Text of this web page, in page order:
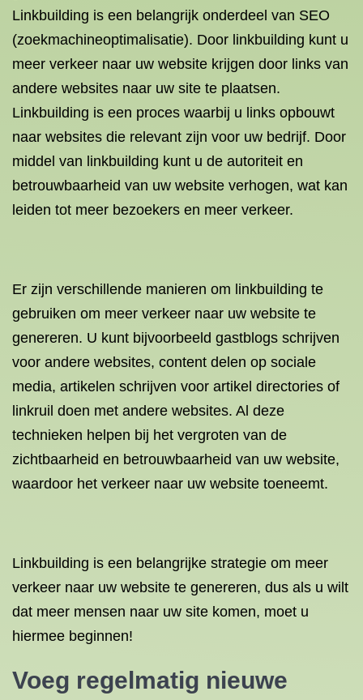
Linkbuilding is een belangrijk onderdeel van SEO
(zoekmachineoptimalisatie). Door linkbuilding kunt u
meer verkeer naar uw website krijgen door links van
andere websites naar uw site te plaatsen.
Linkbuilding is een proces waarbij u links opbouwt
naar websites die relevant zijn voor uw bedrijf. Door
middel van linkbuilding kunt u de autoriteit en
betrouwbaarheid van uw website verhogen, wat kan
leiden tot meer bezoekers en meer verkeer.
Er zijn verschillende manieren om linkbuilding te
gebruiken om meer verkeer naar uw website te
genereren. U kunt bijvoorbeeld gastblogs schrijven
voor andere websites, content delen op sociale
media, artikelen schrijven voor artikel directories of
linkruil doen met andere websites. Al deze
technieken helpen bij het vergroten van de
zichtbaarheid en betrouwbaarheid van uw website,
waardoor het verkeer naar uw website toeneemt.
Linkbuilding is een belangrijke strategie om meer
verkeer naar uw website te genereren, dus als u wilt
dat meer mensen naar uw site komen, moet u
hiermee beginnen!
Voeg regelmatig nieuwe